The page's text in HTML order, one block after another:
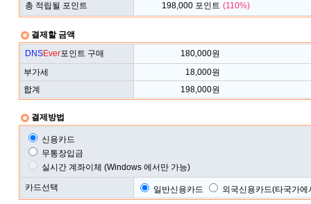
총 적립될 포인트
198,000 포인트 (110%)
결제할 금액
DNSEver포인트 구매 180,000원
부가세
18,000원
합계
198,000원
결제방법
신용카드
무통장입금
실시간 계좌이체 (Windows 에서만 가능)
카드선택 일반신용카드 외국신용카드(타국가에